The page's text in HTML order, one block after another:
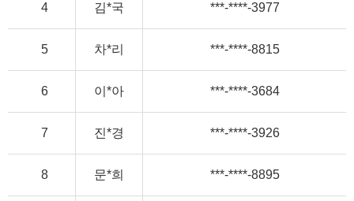
4 김*국 ***-****-3977
5 차*리 ***-****-8815
6 이*아 ***-****-3684
7 진*경 ***-****-3926
8 문*희 ***-****-8895